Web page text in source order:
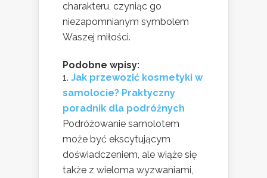
charakteru, czyniąc go
niezapomnianym symbolem
Waszej miłości.
Podobne wpisy:
Jak przewozić kosmetyki w
samolocie? Praktyczny
poradnik dla podróżnych
Podróżowanie samolotem
może być ekscytującym
doświadczeniem, ale wiąże się
także z wieloma wyzwaniami,